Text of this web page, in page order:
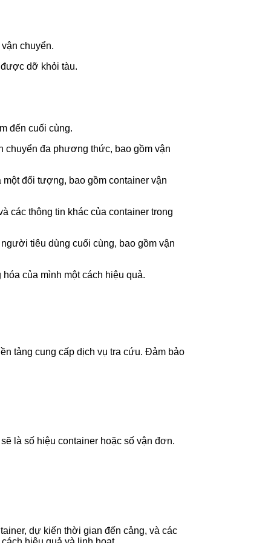
chuyển.
dỡ khỏi tàu.
đến cuối cùng.
chuyển đa phương thức, bao gồm vận
đối tượng, bao gồm container vận
các thông tin khác của container trong
tiêu dùng cuối cùng, bao gồm vận
của mình một cách hiệu quả.
tảng cung cấp dịch vụ tra cứu. Đảm bảo
là số hiệu container hoặc số vận đơn.
dự kiến thời gian đến cảng, và các